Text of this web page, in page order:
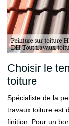
Choisir le
toiture
Spécialiste de la
travaux toiture est
finition. Pour un